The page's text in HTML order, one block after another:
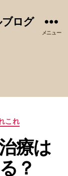
ログ
メニュー
これ
療は
？